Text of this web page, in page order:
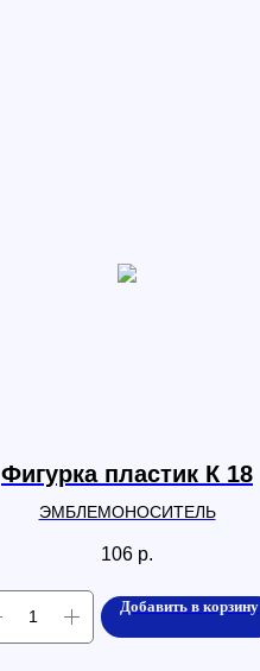
Фигурка пластик К 18
ЭМБЛЕМОНОСИТЕЛЬ
106 р.
Добавить в корзину